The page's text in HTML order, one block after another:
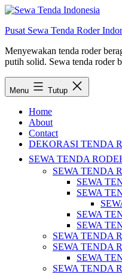
Lewati
konten
Pusat Sewa Tenda Roder
Menyewakan tenda roder
putih solid. Sewa tenda roder
Menu Tutup
Home
About
Contact
DEKORASI TENDA
SEWA TENDA
SEWA TENDA
SEWA
SEWA
SEWA
SEWA
SEWA TENDA
SEWA TENDA
SEWA
SEWA TENDA